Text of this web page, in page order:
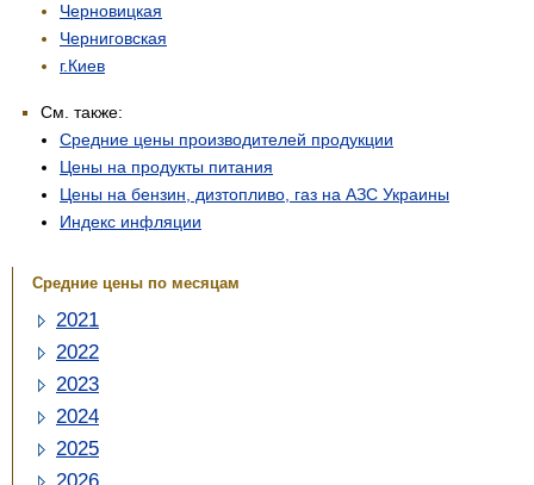
Черновицкая
Черниговская
г.Киев
См. также:
Средние цены производителей продукции
Цены на продукты питания
Цены на бензин, дизтопливо, газ на АЗС Украины
Индекс инфляции
Средние цены по месяцам
2021
2022
2023
2024
2025